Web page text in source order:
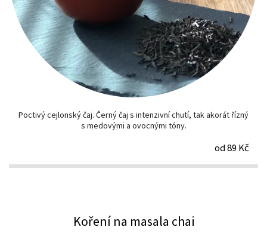
Poctivý cejlonský čaj. Černý čaj s intenzivní chutí, tak akorát řízný
s medovými a ovocnými tóny.
od 89 Kč
Koření na masala chai